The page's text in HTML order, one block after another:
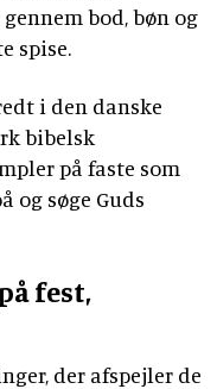
bod, bøn og
spise.
i den danske
bibelsk
på faste som
og søge Guds
fest,
der afspejler de